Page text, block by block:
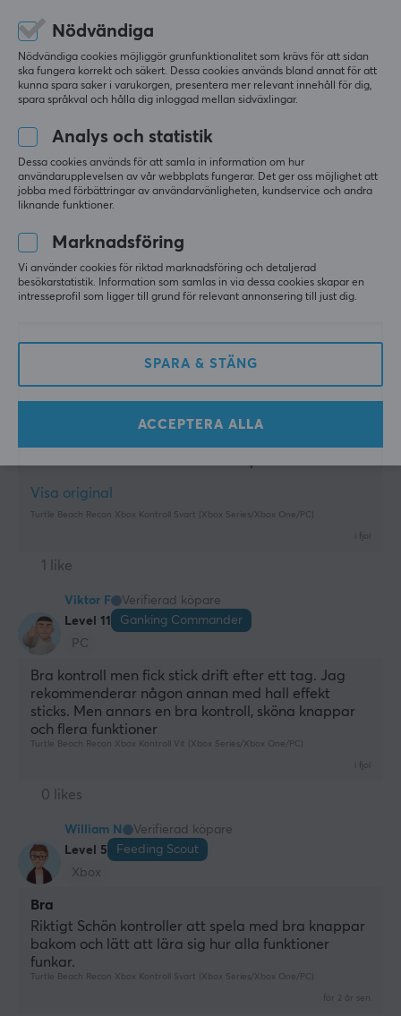
2 års garanti
Nikolaj N
Camping Champion
PC
Dålig anslutning.
kabeln är verkligen dålig, den tappar anslutningen
Knappar på baksidan.
Turtle Beach Recon Xbox Kontroll Vit (Xbox Series/Xbox One/PC)
0 likes
Kontroll
Kontrollen fungerar bra, men kabeln är ganska
Visa original
Turtle Beach Recon Xbox Kontroll Svart (Xbox Series/Xbox One/PC)
1 like
Viktor F
Verifierad köpare
Level 11
Ganking Commander
PC
Bra kontroll men fick stick drift efter ett tag. Jag
rekommenderar någon annan med hall effekt
sticks. Men annars en bra kontroll, sköna knappar
och flera funktioner
Turtle Beach Recon Xbox Kontroll Vit (Xbox Series/Xbox One/PC)
0 likes
William N
Verifierad köpare
Level 5
Feeding Scout
Xbox
Bra
Riktigt Schön kontroller att spela med bra knappar
bakom och lätt att lära sig hur alla funktioner
funkar.
Turtle Beach Recon Xbox Kontroll Svart (Xbox Series/Xbox One/PC)
för 2 år sen
Nödvändiga
Nödvändiga cookies möjliggör grunfunktionalitet som krävs för att sidan
ska fungera korrekt och säkert. Dessa cookies används bland annat för att
kunna spara saker i varukorgen, presentera mer relevant innehåll för dig,
spara språkval och hålla dig inloggad mellan sidväxlingar.
Analys och statistik
Dessa cookies används för att samla in information om hur
användarupplevelsen av vår webbplats fungerar. Det ger oss möjlighet att
jobba med förbättringar av användarvänligheten, kundservice och andra
liknande funktioner.
Marknadsföring
Vi använder cookies för riktad marknadsföring och detaljerad
besökarstatistik. Information som samlas in via dessa cookies skapar en
intresseprofil som ligger till grund för relevant annonsering till just dig.
SPARA & STÄNG
ACCEPTERA ALLA